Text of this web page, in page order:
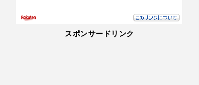
スポンサードリンク